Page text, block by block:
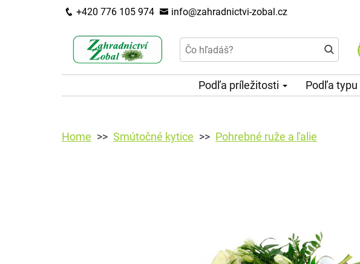
+420 776 105 974 info@zahradnictvi-zobal.cz
Podľa príležitosti Podľa typu
Home Smútočné kytice Pohrebné ruže a ľalie